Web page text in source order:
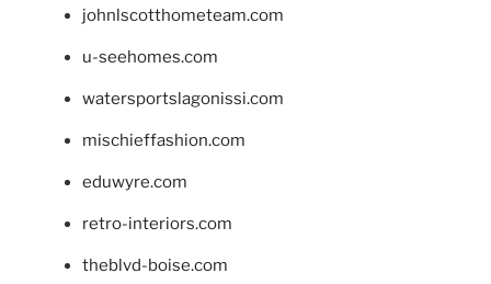
johnlscotthometeam.com
u-seehomes.com
watersportslagonissi.com
mischieffashion.com
eduwyre.com
retro-interiors.com
theblvd-boise.com